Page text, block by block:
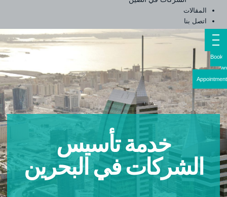
المقالات
اتصل بنا
خدمة تأسيس
الشركات في البحرين